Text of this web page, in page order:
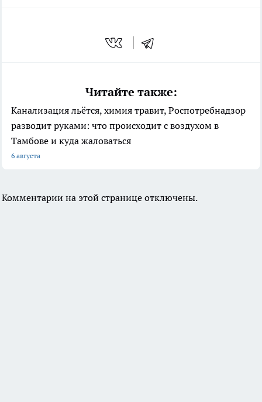
Читайте также:
Канализация льётся, химия травит, Роспотребнадзор
разводит руками: что происходит с воздухом в
Тамбове и куда жаловаться
6 августа
Комментарии на этой странице отключены.